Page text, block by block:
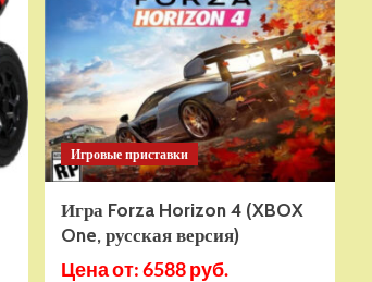
AMG
GT
X777XX
желтый
Игровые приставки
Игра Forza Horizon 4 (XBOX
One, русская версия)
Цена от: 6588 руб.